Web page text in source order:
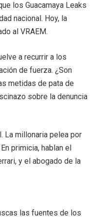
los Guacamaya Leaks
nacional. Hoy, la
al VRAEM.
a recurrir a los
de fuerza. ¿Son
metidas de pata de
sobre la denuncia
La millonaria pelea por
primicia, hablan el
y el abogado de la
las fuentes de los